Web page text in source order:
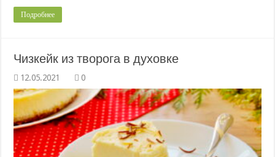
Подробнее
Чизкейк из творога в духовке
0